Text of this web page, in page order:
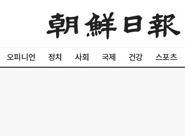
오피니언 정치 사회 국제 건강 스포츠